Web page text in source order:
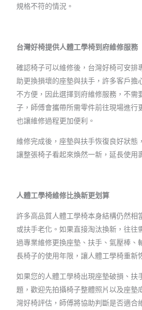
規格不符的情況。
台灣好椅提供人體工學椅到府維修服務
確認椅子可以維修後，台灣好椅可安排
助更換損壞的座墊與扶手，許多客戶擔
不方便，因此選擇到府維修服務，不需
子，師傅會攜帶所需零件前往現場進行
也讓維修過程更加便利。
維修完成後，座墊與扶手恢復良好狀態
讓整張椅子看起來煥然一新，延長使用
人體工學椅維修比換新更划算
許多高品質人體工學椅本身結構仍然相
或扶手老化。如果直接淘汰換新，往往
過專業維修更換座墊、扶手、氣壓棒、
長椅子的使用年限，讓人體工學椅重新
如果您的人體工學椅出現座墊破損、扶
題，歡迎先拍攝椅子整體照片以及座墊
灣好椅評估，師傅將協助判斷是否適合